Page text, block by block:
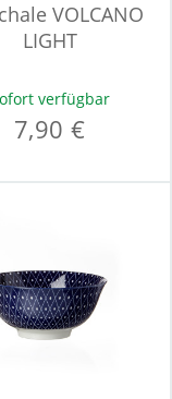
VOLCANO
LIGHT
verfügbar
7,90 €